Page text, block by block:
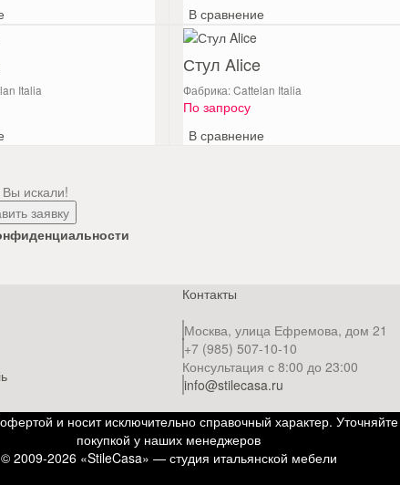
В сравнение
Italia
Стул Alice
Фабрика: Cattelan Italia
По запросу
В сравнение
искали!
Контакты
Москва, улица Ефремова, дом 21
+7 (985) 507-10-10
Консультация с 8:00 до 23:00
info@stilecasa.ru
и носит исключительно справочный характер.
покупкой у наших менеджеров
© 2009-2026 «StileCasa» — студия итальянской мебели